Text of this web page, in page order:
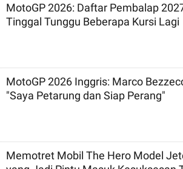
MotoGP 2026: Daftar Pembalap
Tinggal Tunggu Beberapa Kursi Lagi
MotoGP 2026 Inggris: Marco
"Saya Petarung dan Siap Perang"
Memotret Mobil The Hero Model